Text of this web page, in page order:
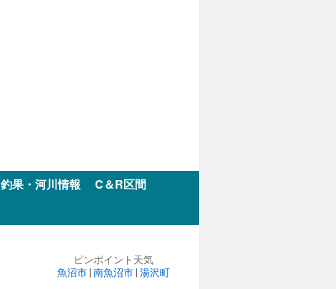
釣果・河川情報
C＆R区間
ピンポイント天気
魚沼市 南魚沼市 湯沢町